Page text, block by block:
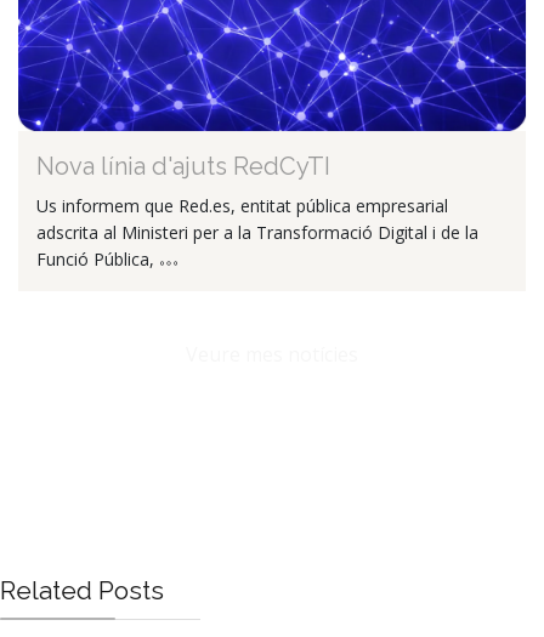
Nova línia d'ajuts RedCyTI
Us informem que Red.es, entitat pública empresarial
adscrita al Ministeri per a la Transformació Digital i de la
Funció Pública,
Related Posts